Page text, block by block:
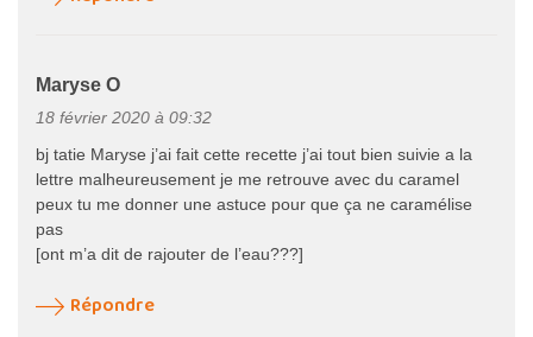
Maryse O
18 février 2020 à 09:32
bj tatie Maryse j’ai fait cette recette j’ai tout bien suivie a la
lettre malheureusement je me retrouve avec du caramel
peux tu me donner une astuce pour que ça ne caramélise
pas
[ont m’a dit de rajouter de l’eau???]
Répondre